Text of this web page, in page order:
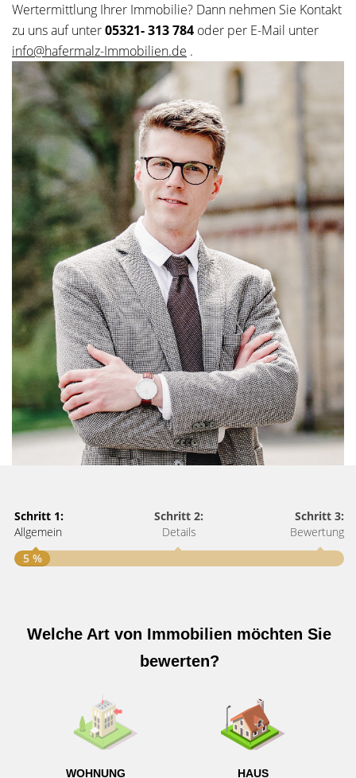
Wertermittlung Ihrer Immobilie? Dann nehmen Sie Kontakt
zu uns auf unter05321- 313 784 oder per E-Mail unter
info@hafermalz-Immobilien.de .
Schritt 1:
Allgemein
Schritt 2:
Details
Schritt 3:
Bewertung
5 %
Welche Art von Immobilien möchten Sie
bewerten?
WOHNUNG HAUS